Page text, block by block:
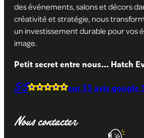
des événements, salons et décors
créativité et stratégie, nous
un investissement durable pour vos
image.
Petit secret entre nous... Hatch
5/5 sur 33 avisgoogle !
Nous contacter